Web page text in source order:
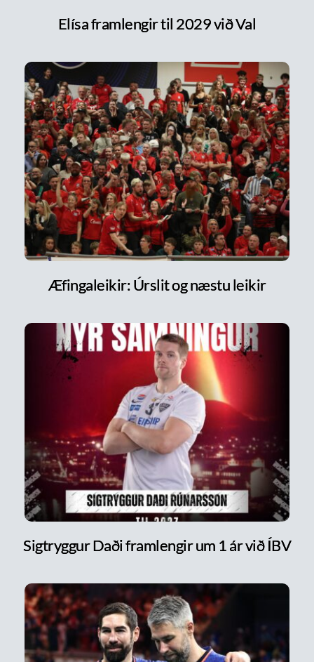
Elísa framlengir til 2029 við Val
Æfingaleikir: Úrslit og næstu leikir
Sigtryggur Daði framlengir um 1 ár við ÍBV